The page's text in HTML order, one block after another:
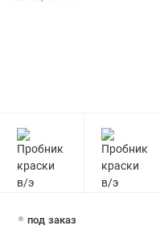
под заказ